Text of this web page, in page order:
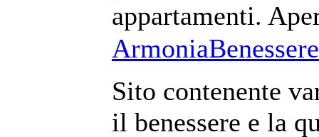
appartamenti.
ArmoniaBenessere
Sito contenente
il benessere e la